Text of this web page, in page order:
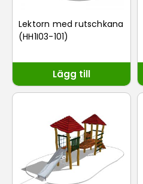
Lektorn med rutschkana
(HH1I03-101)
Lägg till